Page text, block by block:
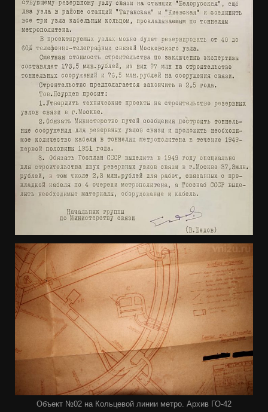
Объект №02 на Кольцевой линии метро. Архив ГО-42